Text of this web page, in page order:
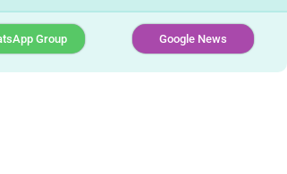
Group Google News